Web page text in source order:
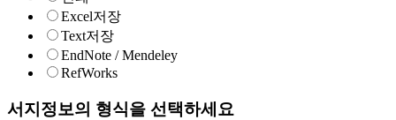
Excel저장
Text저장
EndNote / Mendeley
RefWorks
서지정보의 형식을 선택하세요